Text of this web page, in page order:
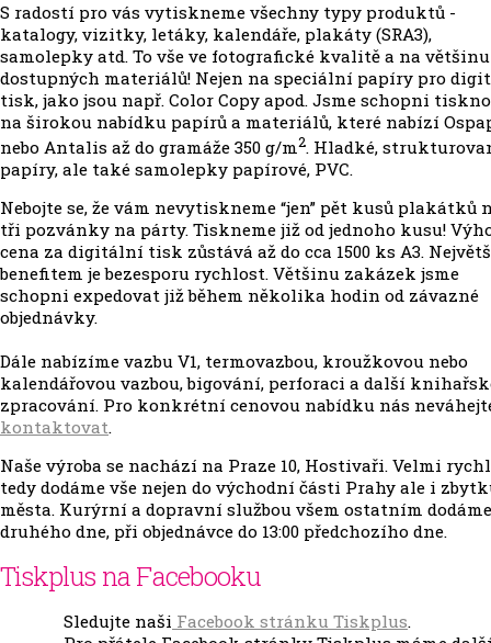
S radostí pro vás vytiskneme všechny typy produktů -
katalogy, vizitky, letáky, kalendáře, plakáty (SRA3),
samolepky atd. To vše ve fotografické kvalitě a na většinu
dostupných materiálů! Nejen na speciální papíry pro
tisk, jako jsou např. Color Copy apod. Jsme schopni
na širokou nabídku papírů a materiálů, které nabízí
nebo Antalis až do gramáže 350 g/m2. Hladké,
papíry, ale také samolepky papírové, PVC.
Nebojte se, že vám nevytiskneme “jen” pět kusů plakátků
tři pozvánky na párty. Tiskneme již od jednoho kusu!
cena za digitální tisk zůstává až do cca 1500 ks A3.
benefitem je bezesporu rychlost. Většinu zakázek jsme
schopni expedovat již během několika hodin od závazné
objednávky.
Dále nabízíme vazbu V1, termovazbou, kroužkovou nebo
kalendářovou vazbou, bigování, perforaci a další
zpracování. Pro konkrétní cenovou nabídku nás
kontaktovat.
Naše výroba se nachází na Praze 10, Hostivaři. Velmi
tedy dodáme vše nejen do východní části Prahy ale i
města. Kurýrní a dopravní službou všem ostatním
druhého dne, při objednávce do 13:00 předchozího dne.
Tiskplus na Facebooku
Sledujte naši Facebook stránku Tiskplus.